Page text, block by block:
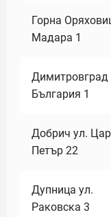
Горна
Мадара 1
Димитровград
България 1
Добрич ул. Цар
Петър 22
Дупница ул.
Раковска 3